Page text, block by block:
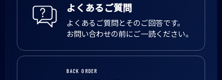
よくあるご質問
よくあるご質問とそのご回答です。
お問い合わせの前にご一読ください。
BACK ORDER